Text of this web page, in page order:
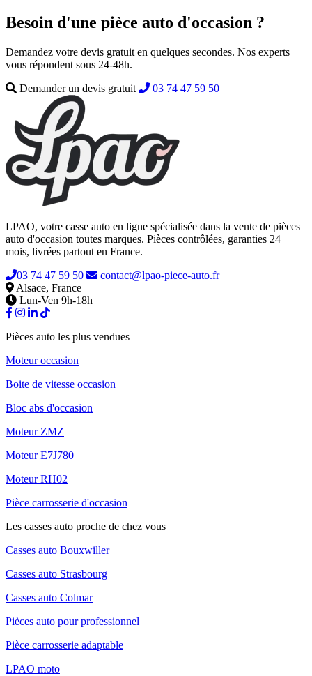
Besoin d'une pièce auto d'occasion ?
Demandez votre devis gratuit en quelques secondes. Nos experts
vous répondent sous 24-48h.
Demander un devis gratuit
03 74 47 59 50
LPAO, votre casse auto en ligne spécialisée dans la vente de pièces
auto d'occasion toutes marques. Pièces contrôlées, garanties 24
mois, livrées partout en France.
03 74 47 59 50
contact@lpao-piece-auto.fr
Alsace, France
Lun-Ven 9h-18h
Pièces auto les plus vendues
Moteur occasion
Boite de vitesse occasion
Bloc abs d'occasion
Moteur ZMZ
Moteur E7J780
Moteur RH02
Pièce carrosserie d'occasion
Les casses auto proche de chez vous
Casses auto Bouxwiller
Casses auto Strasbourg
Casses auto Colmar
Pièces auto pour professionnel
Pièce carrosserie adaptable
LPAO moto